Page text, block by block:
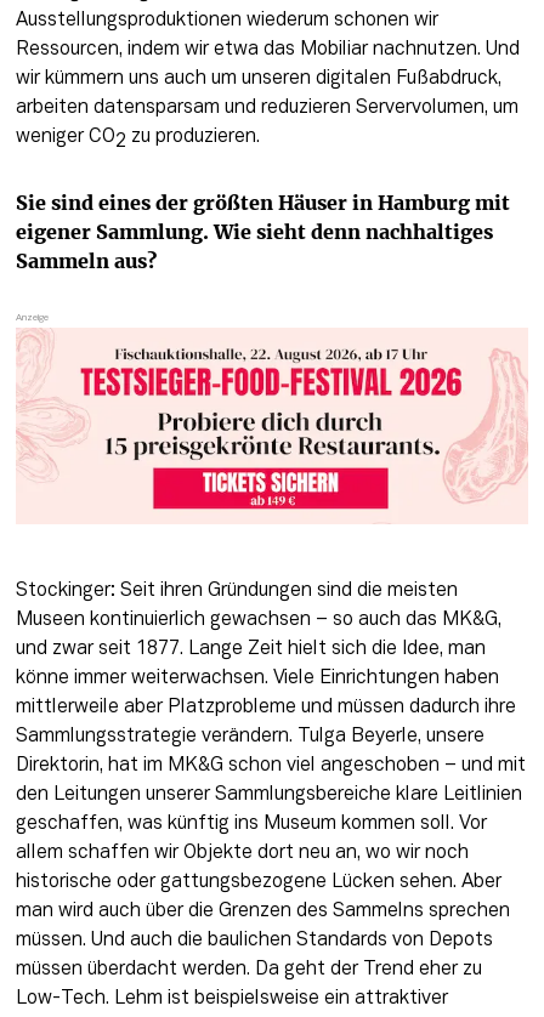
Ausstellungsproduktionen wiederum schonen wir
Ressourcen, indem wir etwa das Mobiliar nachnutzen. Und
wir kümmern uns auch um unseren digitalen Fußabdruck,
arbeiten datensparsam und reduzieren Servervolumen, um
weniger CO2 zu produzieren.
Sie sind eines der größten Häuser in Hamburg mit
eigener Sammlung. Wie sieht denn nachhaltiges
Sammeln aus?
Stockinger: Seit ihren Gründungen sind die meisten
Museen kontinuierlich gewachsen – so auch das MK&G,
und zwar seit 1877. Lange Zeit hielt sich die Idee, man
könne immer weiterwachsen. Viele Einrichtungen haben
mittlerweile aber Platzprobleme und müssen dadurch ihre
Sammlungsstrategie verändern. Tulga Beyerle, unsere
Direktorin, hat im MK&G schon viel angeschoben – und mit
den Leitungen unserer Sammlungsbereiche klare Leitlinien
geschaffen, was künftig ins Museum kommen soll. Vor
allem schaffen wir Objekte dort neu an, wo wir noch
historische oder gattungsbezogene Lücken sehen. Aber
man wird auch über die Grenzen des Sammelns sprechen
müssen. Und auch die baulichen Standards von Depots
müssen überdacht werden. Da geht der Trend eher zu
Low-Tech. Lehm ist beispielsweise ein attraktiver